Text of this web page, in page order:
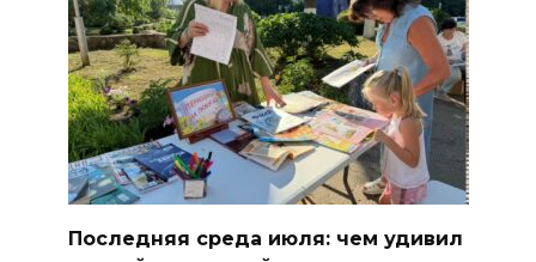
Последняя среда июля: чем удивил